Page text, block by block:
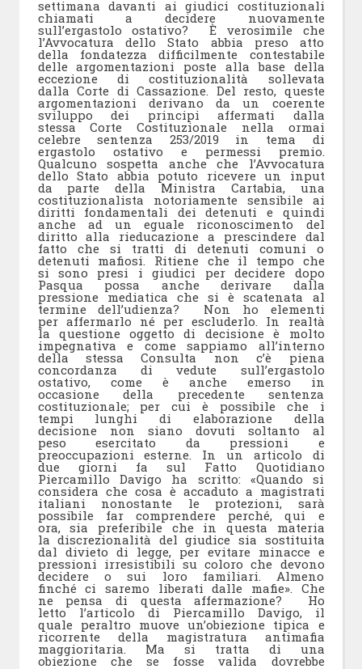
settimana davanti ai giudici costituzionali
chiamati a decidere nuovamente
sull’ergastolo ostativo? È verosimile che
l’Avvocatura dello Stato abbia preso atto
della fondatezza difficilmente contestabile
delle argomentazioni poste alla base della
eccezione di costituzionalità sollevata
dalla Corte di Cassazione. Del resto, queste
argomentazioni derivano da un coerente
sviluppo dei principi affermati dalla
stessa Corte Costituzionale nella ormai
celebre sentenza 253/2019 in tema di
ergastolo ostativo e permessi premio.
Qualcuno sospetta anche che l’Avvocatura
dello Stato abbia potuto ricevere un input
da parte della Ministra Cartabia, una
costituzionalista notoriamente sensibile ai
diritti fondamentali dei detenuti e quindi
anche ad un eguale riconoscimento del
diritto alla rieducazione a prescindere dal
fatto che si tratti di detenuti comuni o
detenuti mafiosi. Ritiene che il tempo che
si sono presi i giudici per decidere dopo
Pasqua possa anche derivare dalla
pressione mediatica che si è scatenata al
termine dell’udienza? Non ho elementi
per affermarlo né per escluderlo. In realtà
la questione oggetto di decisione è molto
impegnativa e come sappiamo all’interno
della stessa Consulta non c’è piena
concordanza di vedute sull’ergastolo
ostativo, come è anche emerso in
occasione della precedente sentenza
costituzionale; per cui è possibile che i
tempi lunghi di elaborazione della
decisione non siano dovuti soltanto al
peso esercitato da pressioni e
preoccupazioni esterne. In un articolo di
due giorni fa sul Fatto Quotidiano
Piercamillo Davigo ha scritto: «Quando si
considera che cosa è accaduto a magistrati
italiani nonostante le protezioni, sarà
possibile far comprendere perché, qui e
ora, sia preferibile che in questa materia
la discrezionalità del giudice sia sostituita
dal divieto di legge, per evitare minacce e
pressioni irresistibili su coloro che devono
decidere o sui loro familiari. Almeno
finché ci saremo liberati dalle mafie». Che
ne pensa di questa affermazione? Ho
letto l’articolo di Piercamillo Davigo, il
quale peraltro muove un’obiezione tipica e
ricorrente della magistratura antimafia
maggioritaria. Ma si tratta di una
obiezione che se fosse valida dovrebbe